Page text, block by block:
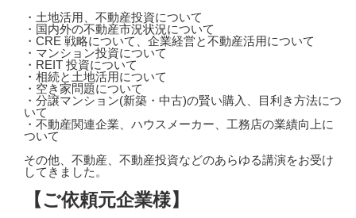
・土地活用、不動産投資について
・国内外の不動産市況状況について
・CRE 戦略について、企業経営と不動産活用について
・マンション投資について
・REIT 投資について
・相続と土地活用について
・空き家問題について
・分譲マンション(新築・中古)の賢い購入、目利き方法につ
いて
・不動産関連企業、ハウスメーカー、工務店の業績向上に
ついて
その他、不動産、不動産投資などのあらゆる講演をお受け
してきました。
【ご依頼元企業様】